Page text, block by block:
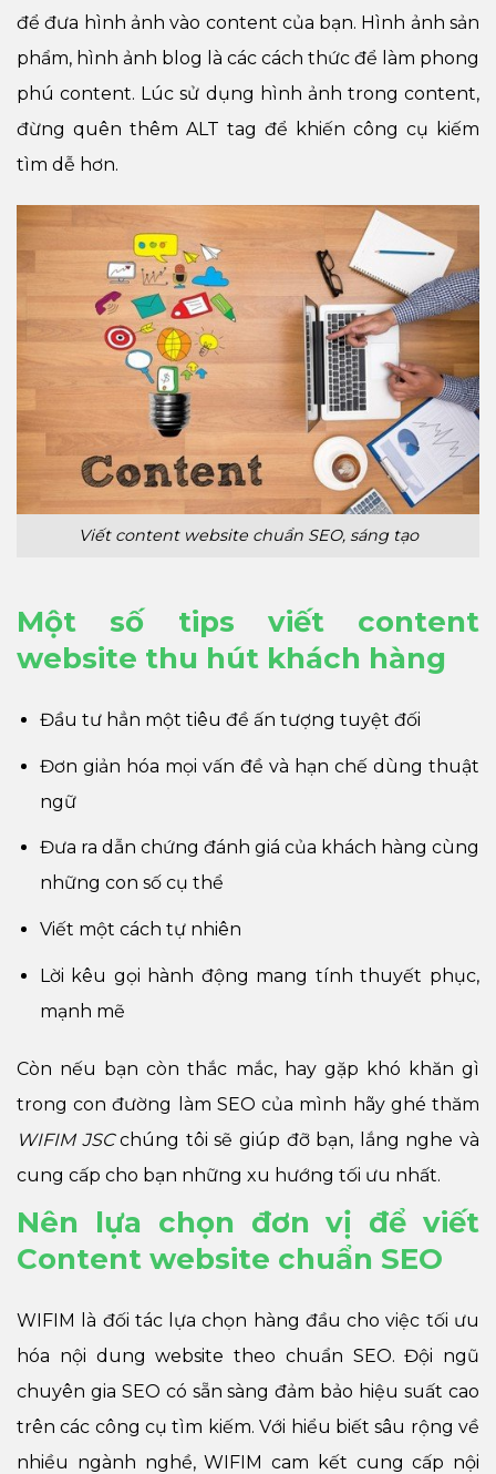
để đưa hình ảnh vào content của bạn. Hình ảnh sản
phẩm, hình ảnh blog là các cách thức để làm phong
phú content. Lúc sử dụng hình ảnh trong content,
đừng quên thêm ALT tag để khiến công cụ kiếm
tìm dễ hơn.
Viết content website chuẩn SEO, sáng tạo
Một số tips viết content
website thu hút khách hàng
Đầu tư hẳn một tiêu đề ấn tượng tuyệt đối
Đơn giản hóa mọi vấn đề và hạn chế dùng thuật
ngữ
Đưa ra dẫn chứng đánh giá của khách hàng cùng
những con số cụ thể
Viết một cách tự nhiên
Lời kêu gọi hành động mang tính thuyết phục,
mạnh mẽ
Còn nếu bạn còn thắc mắc, hay gặp khó khăn gì
trong con đường làm SEO của mình hãy ghé thăm
WIFIM JSCchúng tôi sẽ giúp đỡ bạn, lắng nghe và
cung cấp cho bạn những xu hướng tối ưu nhất.
Nên lựa chọn đơn vị để viết
Content website chuẩn SEO
WIFIM là đối tác lựa chọn hàng đầu cho việc tối ưu
hóa nội dung website theo chuẩn SEO. Đội ngũ
chuyên gia SEO có sẵn sàng đảm bảo hiệu suất cao
trên các công cụ tìm kiếm. Với hiểu biết sâu rộng về
nhiều ngành nghề, WIFIM cam kết cung cấp nội